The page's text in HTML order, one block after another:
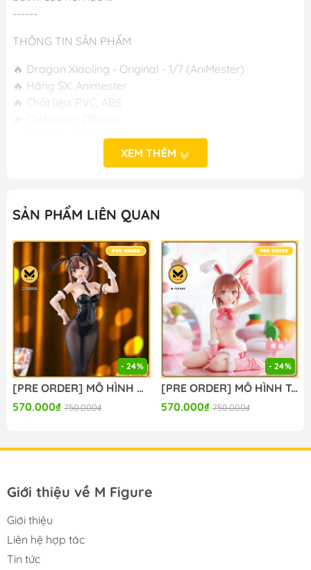
------
THÔNG TIN SẢN PHẨM
🔥 Dragon Xiaoling - Original - 1/7 (AniMester)
🔥 Hãng SX: Animester
🔥 Chất liệu: PVC, ABS
🔥 Phát hành: T9/2024
M FIGURE - MÔ HÌNH ANIME CHÍNH HÃNG NHẬT BẢN
🔥Cơ sở 1: Số 50 Ngõ 83 Ngọc Hồi - Hoàng Liệt - Hoàng
Mai - Hà Nội
🔥Cơ sở 2: Số 392 Nguyễn Trãi - Trung Văn - Nam Từ
Liêm - Hà Nội
🔥Hotline: 090-345-2816 or 098-777-0035
🔥Website: https://mfigure.vn/
#figure #mo_hinh #mo_hinh_nhan_vat
#mo_hinh_anime #anime_figure #figure
#mo_hinh_chinh_hang #mo_hinh_figure
#figure_chinh_hang #mo_hinh_tinh #nendoroid
#gameprize #scalefigure
XEM THÊM
SẢN PHẨM LIÊN QUAN
- 24%
[PRE ORDER] MÔ HÌNH Seitokai ni mo Ana wa Aru! - Kotobuki Hisako - BiCute Bunnies (FuRyu) FIGURE CHÍNH HÃNG
570.000₫ 750.000₫
- 24%
[PRE ORDER] MÔ HÌNH To Aru Kagaku no Railgun - Misaka Mikoto - Moflock - Fluffy Bunny Ver. (Taito) FIGURE CHÍNH HÃNG
570.000₫ 750.000₫
Giới thiệu về M Figure
Giới thiệu
Liên hệ hợp tác
Tin tức